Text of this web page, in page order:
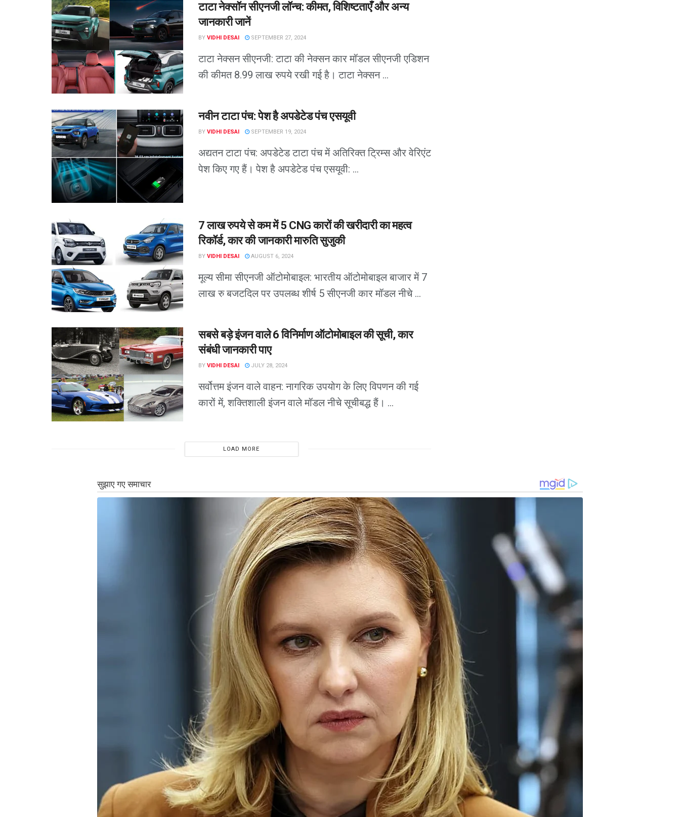
टाटा नेक्सॉन सीएनजी लॉन्च: कीमत, विशिष्टताएँ और अन्य
जानकारी जानें
BY VIDHI DESAI SEPTEMBER 27, 2024
टाटा नेक्सन सीएनजी: टाटा की नेक्सन कार मॉडल सीएनजी एडिशन
की कीमत 8.99 लाख रुपये रखी गई है। टाटा नेक्सन ...
नवीन टाटा पंच: पेश है अपडेटेड पंच एसयूवी
BY VIDHI DESAI SEPTEMBER 19, 2024
अद्यतन टाटा पंच: अपडेटेड टाटा पंच में अतिरिक्त ट्रिम्स और वेरिएंट
पेश किए गए हैं। पेश है अपडेटेड पंच एसयूवी: ...
7 लाख रुपये से कम में 5 CNG कारों की खरीदारी का महत्व
रिकॉर्ड, कार की जानकारी मारुति सुजुकी
BY VIDHI DESAI AUGUST 6, 2024
मूल्य सीमा सीएनजी ऑटोमोबाइल: भारतीय ऑटोमोबाइल बाजार में 7
लाख रु बजटदिल पर उपलब्ध शीर्ष 5 सीएनजी कार मॉडल नीचे ...
सबसे बड़े इंजन वाले 6 विनिर्माण ऑटोमोबाइल की सूची, कार
संबंधी जानकारी पाए
BY VIDHI DESAI JULY 28, 2024
सर्वोत्तम इंजन वाले वाहन: नागरिक उपयोग के लिए विपणन की गई
कारों में, शक्तिशाली इंजन वाले मॉडल नीचे सूचीबद्ध हैं। ...
LOAD MORE